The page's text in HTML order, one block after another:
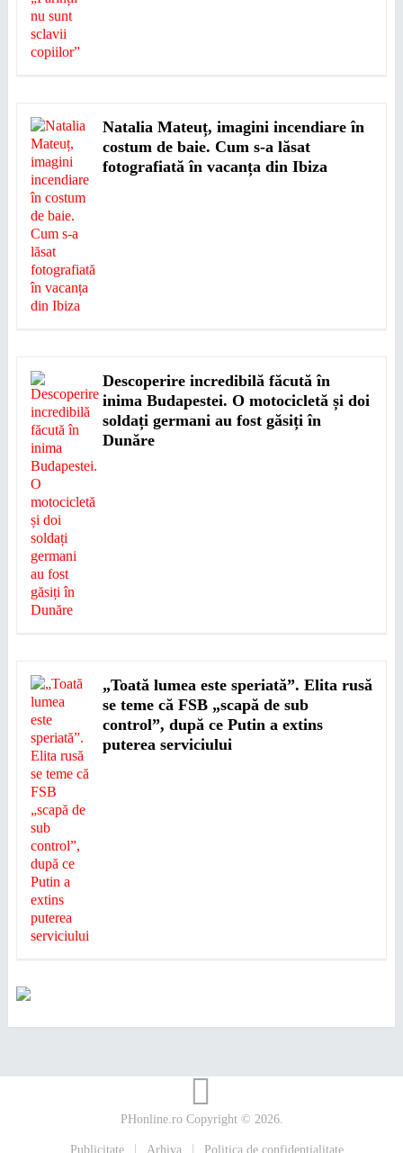
Natalia Mateuț, imagini incendiare în
costum de baie. Cum s-a lăsat
fotografiată în vacanța din Ibiza
Descoperire incredibilă făcută în
inima Budapestei. O motocicletă și doi
soldați germani au fost găsiți în
Dunăre
„Toată lumea este speriată”. Elita rusă
se teme că FSB „scapă de sub
control”, după ce Putin a extins
puterea serviciului
PHonline.roCopyright © 2026.
Publicitate Arhiva Politica de confidențialitate